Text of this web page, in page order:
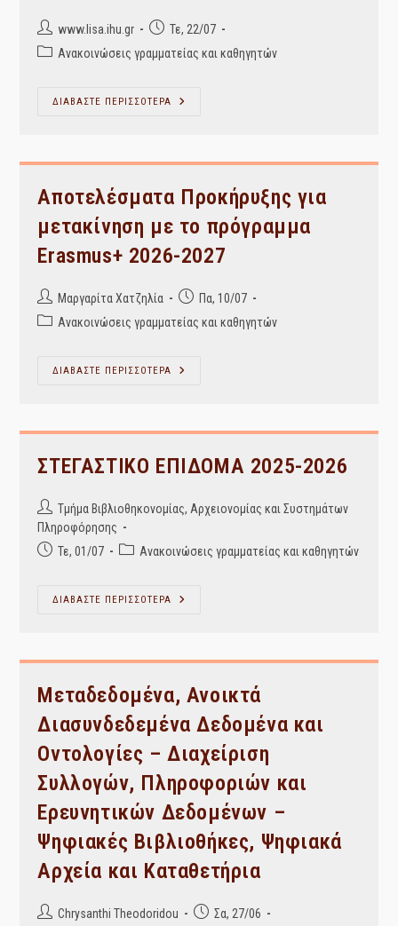
Post
author:
www.lisa.ihu.gr
Post
published:
Τε, 22/07
PostΑνακοινώσεις γραμματείας και καθηγητών
ΔΙΑΒΑΣΤΕ ΠΕΡΙΣΣΟΤΕΡΑ
Κλειστή
23-
Αποτελέσματα Προκήρυξης για
μετακίνηση με το πρόγραμμα
Erasmus+ 2026-2027
Post
author:
Μαργαρίτα Χατζηλία
Post
published:
Πα, 10/07
PostΑνακοινώσεις γραμματείας και καθηγητών
ΔΙΑΒΑΣΤΕ ΠΕΡΙΣΣΟΤΕΡΑ
Αποτελέσματα
Το
Erasmus+
2026-
ΣΤΕΓΑΣΤΙΚΟ ΕΠΙΔΟΜΑ 2025-2026
Post
author:
Τμήμα Βιβλιοθηκονομίας, Αρχειονομίας και Συστημάτων
Πληροφόρησης
PostΤε, 01/07
PostΑνακοινώσεις γραμματείας και καθηγητών
ΔΙΑΒΑΣΤΕ ΠΕΡΙΣΣΟΤΕΡΑ
ΣΤΕΓΑΣΤΙΚΟ
Μεταδεδομένα, Ανοικτά
Διασυνδεδεμένα Δεδομένα και
Οντολογίες – Διαχείριση
Συλλογών, Πληροφοριών και
Ερευνητικών Δεδομένων –
Ψηφιακές Βιβλιοθήκες, Ψηφιακά
Αρχεία και Καταθετήρια
PostChrysanthi Theodoridou
PostΣα, 27/06